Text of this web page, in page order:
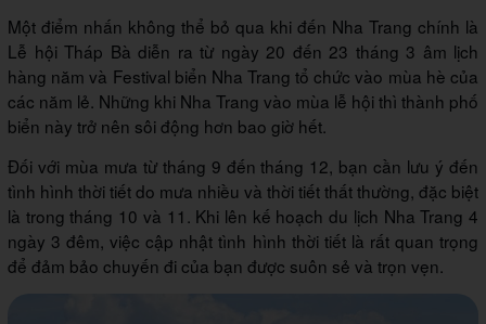
Một điểm nhấn không thể bỏ qua khi đến Nha Trang chính là
Lễ hội Tháp Bà diễn ra từ ngày 20 đến 23 tháng 3 âm lịch
hàng năm và Festival biển Nha Trang tổ chức vào mùa hè của
các năm lẻ. Những khi Nha Trang vào mùa lễ hội thì thành phố
biển này trở nên sôi động hơn bao giờ hết.
Đối với mùa mưa từ tháng 9 đến tháng 12, bạn cần lưu ý đến
tình hình thời tiết do mưa nhiều và thời tiết thất thường, đặc biệt
là trong tháng 10 và 11. Khi lên kế hoạch du lịch Nha Trang 4
ngày 3 đêm, việc cập nhật tình hình thời tiết là rất quan trọng
để đảm bảo chuyến đi của bạn được suôn sẻ và trọn vẹn.